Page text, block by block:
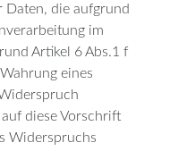
Daten, die aufgrund
im
Artikel 6 Abs.1 f
eines
diese Vorschrift
Widerspruchs